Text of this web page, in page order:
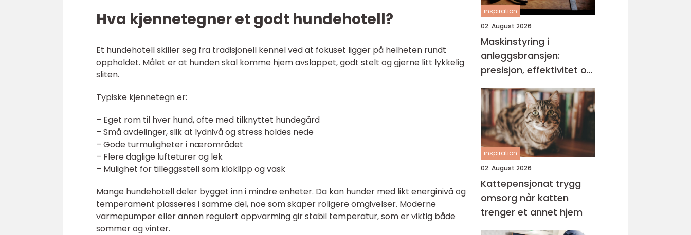
Hva kjennetegner et godt hundehotell?
Et hundehotell skiller seg fra tradisjonell kennel ved at fokuset ligger på helheten rundt
oppholdet. Målet er at hunden skal komme hjem avslappet, godt stelt og gjerne litt lykkelig
sliten.
Typiske kjennetegn er:
– Eget rom til hver hund, ofte med tilknyttet hundegård
– Små avdelinger, slik at lydnivå og stress holdes nede
– Gode turmuligheter i nærområdet
– Flere daglige lufteturer og lek
– Mulighet for tilleggsstell som kloklipp og vask
Mange hundehotell deler bygget inn i mindre enheter. Da kan hunder med likt energinivå og
temperament plasseres i samme del, noe som skaper roligere omgivelser. Moderne
varmepumper eller annen regulert oppvarming gir stabil temperatur, som er viktig både
sommer og vinter.
inspiration
02. August 2026
Maskinstyring i
anleggsbransjen:
presisjon, effektivitet og
bedre dokumentasjon
inspiration
02. August 2026
Kattepensjonat trygg
omsorg når katten
trenger et annet hjem